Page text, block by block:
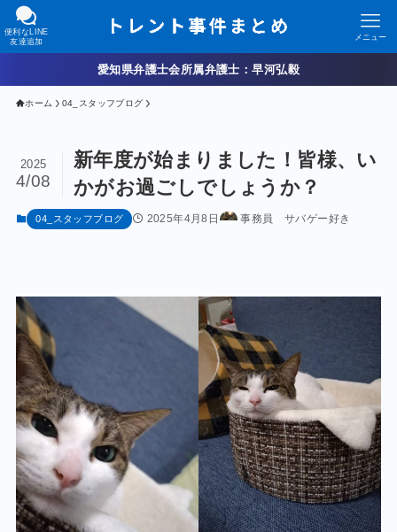
便利なLINE
友達追加
メニュー
愛知県弁護士会所属弁護士：早河弘毅
ホーム 04_スタッフブログ
新年度が始まりました！皆様、い
かがお過ごしでしょうか？
2025
4/08
04_スタッフブログ 2025年4月8日 事務員 サバゲー好き